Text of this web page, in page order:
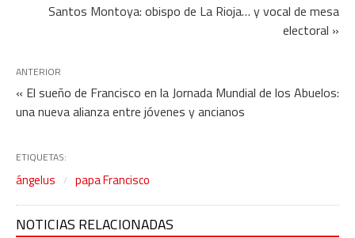
Santos Montoya: obispo de La Rioja… y vocal de mesa
electoral »
ANTERIOR
« El sueño de Francisco en la Jornada Mundial de los Abuelos:
una nueva alianza entre jóvenes y ancianos
ETIQUETAS:
ángelus papa Francisco
NOTICIAS RELACIONADAS